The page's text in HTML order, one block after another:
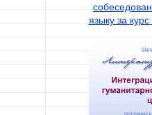
языку за